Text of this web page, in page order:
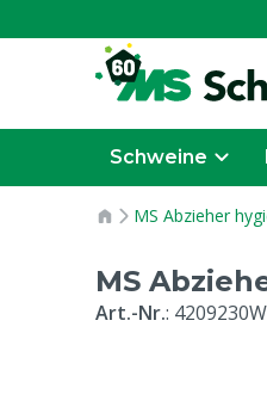
Schweine
MS Abzieher
MS
Art.-Nr.: